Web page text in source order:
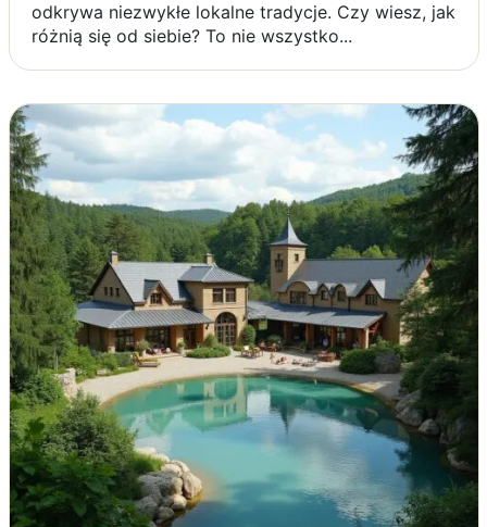
odkrywa niezwykłe lokalne tradycje. Czy wiesz, jak
różnią się od siebie? To nie wszystko...